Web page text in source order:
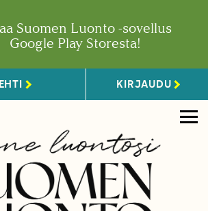
Suomen Luonto -sovellus
Google Play Storesta!
KIRJAUDU